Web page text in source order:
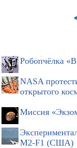
Робопчёлка
NASA
открытого
Миссия
M2-F1 (США)